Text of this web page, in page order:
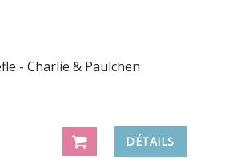
- Charlie & Paulchen
DÉTAILS